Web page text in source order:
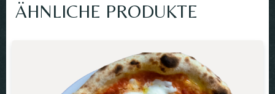
ÄHNLICHE PRODUKTE